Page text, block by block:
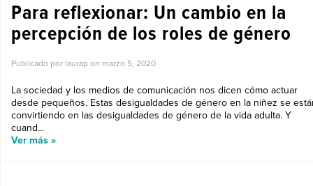
Para reflexionar: Un cambio en la
percepción de los roles de género
Publicado por laurap on marzo 5, 2020
La sociedad y los medios de comunicación nos dicen cómo actuar
desde pequeños. Estas desigualdades de género en la niñez se
convirtiendo en las desigualdades de género de la vida adulta. Y
cuand...
Ver más »